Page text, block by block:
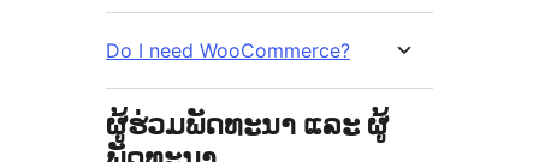
Do I need WooCommerce?
ຜູ້ຮ່ວມພັດທະນາ ແລະ ຜູ້